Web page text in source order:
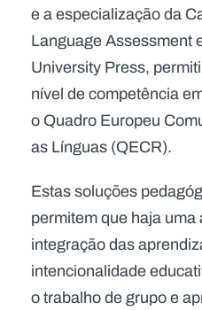
e a especialização da
Language Assessment
University Press,
nível de competência
o Quadro Europeu
as Línguas (QECR).
Estas soluções
permitem que haja uma
integração das
intencionalidade
o trabalho de grupo e